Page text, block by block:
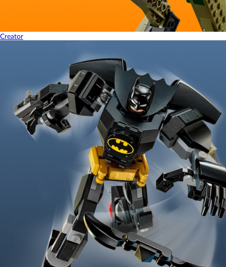
Creator